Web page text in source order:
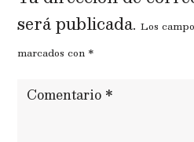
será publicada. Los
marcados con *